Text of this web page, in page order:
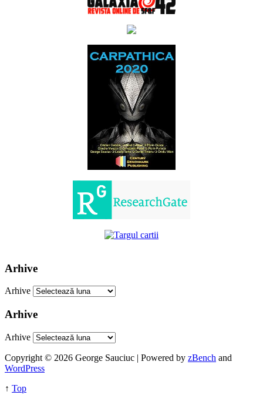
Arhive
Arhive
Arhive
Arhive
Copyright © 2026 George Sauciuc | Powered by zBench and
WordPress
↑ Top